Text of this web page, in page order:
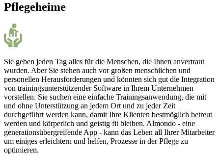
Pflegeheime
Sie geben jeden Tag alles für die Menschen, die Ihnen anvertraut
wurden. Aber Sie stehen auch vor großen menschlichen und
personellen Herausforderungen und könnten sich gut die Integration
von trainingsunterstützender Software in Ihrem Unternehmen
vorstellen. Sie suchen eine einfache Trainingsanwendung, die mit
und ohne Unterstützung an jedem Ort und zu jeder Zeit
durchgeführt werden kann, damit Ihre Klienten bestmöglich betreut
werden und körperlich und geistig fit bleiben. Almondo - eine
generationsübergreifende App - kann das Leben all Ihrer Mitarbeiter
um einiges erleichtern und helfen, Prozesse in der Pflege zu
optimieren.